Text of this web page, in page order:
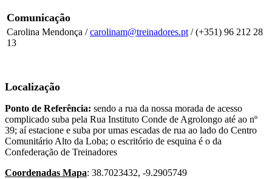
Comunicação
Carolina Mendonça /carolinam@treinadores.pt / (+351) 96 212 28
13
Localização
Ponto de Referência: sendo a rua da nossa morada de acesso
complicado suba pela Rua Instituto Conde de Agrolongo até ao nº
39; aí estacione e suba por umas escadas de rua ao lado do Centro
Comunitário Alto da Loba; o escritório de esquina é o da
Confederação de Treinadores
Coordenadas Mapa: 38.7023432, -9.2905749